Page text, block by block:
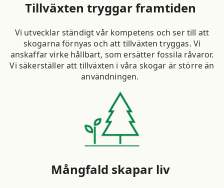
Tillväxten tryggar framtiden
Vi utvecklar ständigt vår kompetens och ser till att
skogarna förnyas och att tillväxten tryggas. Vi
anskaffar virke hållbart, som ersätter fossila råvaror.
Vi säkerställer att tillväxten i våra skogar är större än
användningen.
Mångfald skapar liv